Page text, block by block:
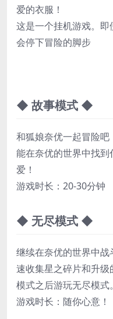
爱的衣服！
这是一个挂机游戏。
会停下冒险的脚步
◆ 故事模式 ◆
和狐娘奈优一起冒险
能在奈优的世界中找
爱！
游戏时长：20-30分钟
◆ 无尽模式 ◆
继续在奈优的世界中
速收集星之碎片和升
模式之后游玩无尽模式。
游戏时长：随你心意！